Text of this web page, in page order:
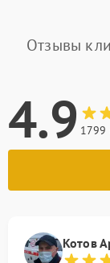
Отзывы
4.9 1799
Котов